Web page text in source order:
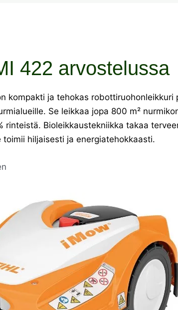
422 arvostelussa
kompakti ja tehokas robottiruohonleikkuri
Se leikkaa jopa 800 m²
rinteistä. Bioleikkaustekniikka takaa
toimii hiljaisesti ja energiatehokkaasti.